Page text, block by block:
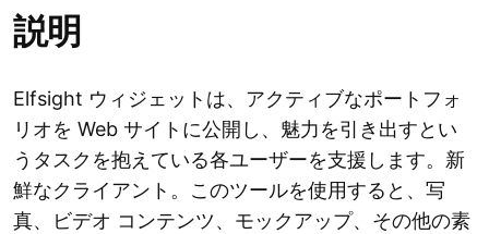
説明
Elfsight ウィジェットは、アクティブなポートフォ
リオを Web サイトに公開し、魅力を引き出すとい
うタスクを抱えている各ユーザーを支援します。新
鮮なクライアント。このツールを使用すると、写
真、ビデオ コンテンツ、モックアップ、その他の素